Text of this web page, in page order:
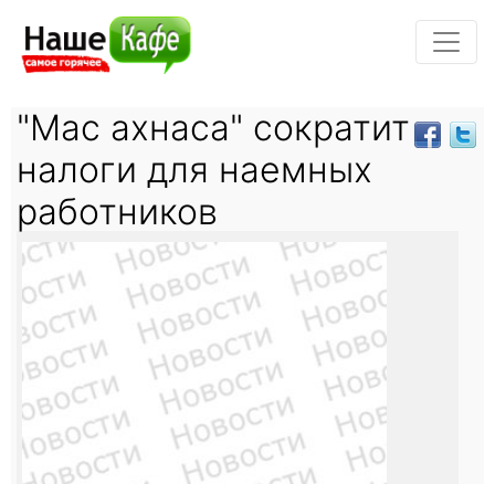
"Мас ахнаса" сократит
налоги для наемных
работников